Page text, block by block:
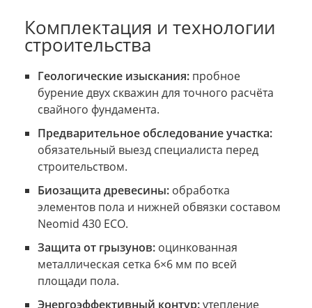
Комплектация и технологии
строительства
Геологические изыскания:пробное
бурение двух скважин для точного расчёта
свайного фундамента.
Предварительное обследование участка:
обязательный выезд специалиста перед
строительством.
Биозащита древесины:обработка
элементов пола и нижней обвязки составом
Neomid 430 ECO.
Защита от грызунов:оцинкованная
металлическая сетка 6×6 мм по всей
площади пола.
Энергоэффективный контур:утепление